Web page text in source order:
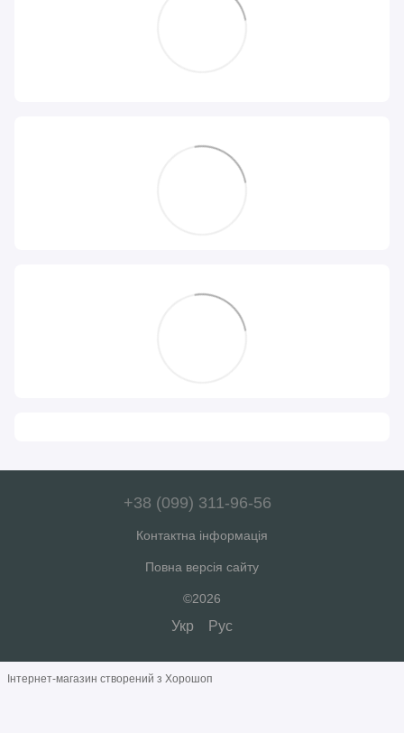
+38 (099) 311-96-56
Контактна інформація
Повна версія сайту
©2026
Укр Рус
Інтернет-магазин створений з Хорошоп